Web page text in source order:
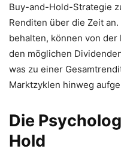
Buy-and-Hold-Strategie
Renditen über die Zeit
behalten, können von
den möglichen
was zu einer
Marktzyklen hinweg
Die
Hold